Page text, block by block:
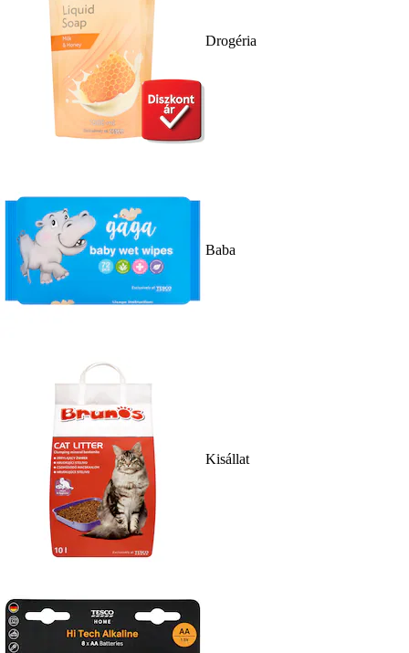
Drogéria
Baba
Kisállat